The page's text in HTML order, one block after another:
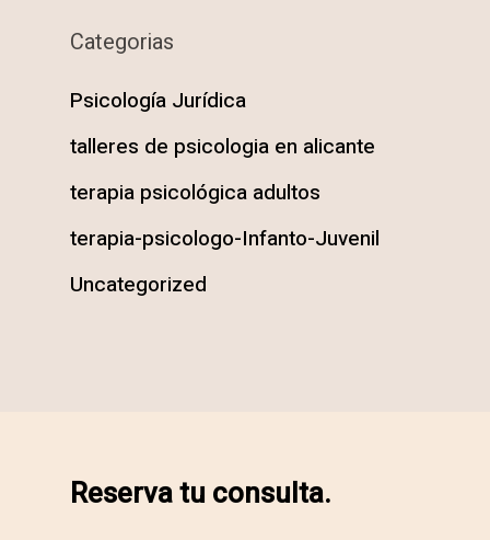
Categorias
Psicología Jurídica
talleres de psicologia en alicante
terapia psicológica adultos
terapia-psicologo-Infanto-Juvenil
Uncategorized
Reserva tu consulta.